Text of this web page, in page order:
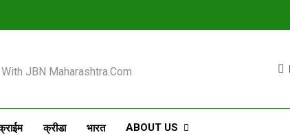
JBN Maharashtra.com
क्रीडा भारत ABOUT US